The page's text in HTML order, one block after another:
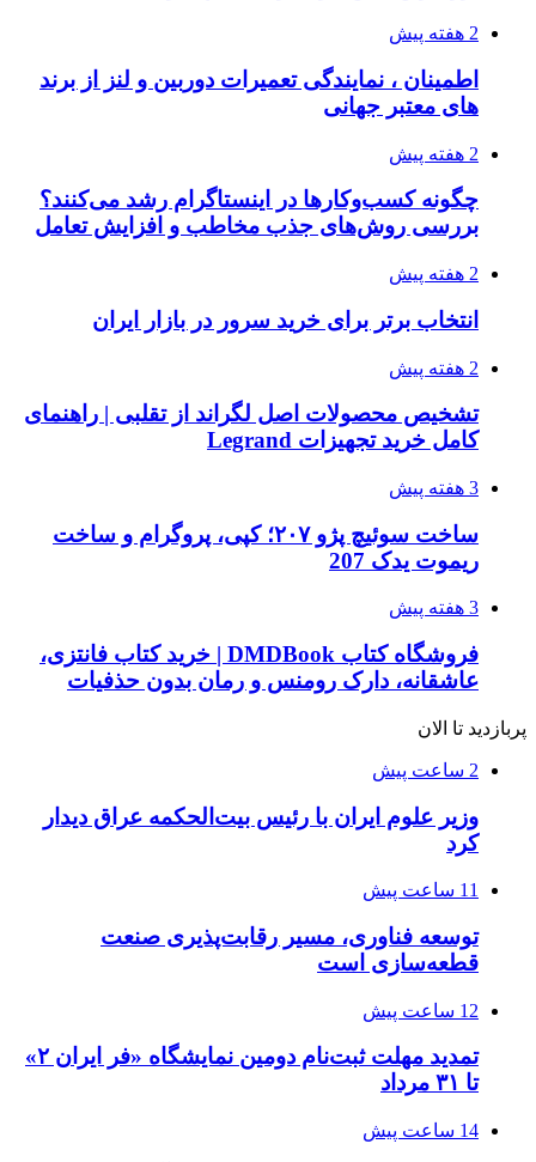
2 هفته پیش
اطمینان ، نمایندگی تعمیرات دوربین و لنز از برند
های معتبر جهانی
2 هفته پیش
چگونه کسب‌وکارها در اینستاگرام رشد می‌کنند؟
بررسی روش‌های جذب مخاطب و افزایش تعامل
2 هفته پیش
انتخاب برتر برای خرید سرور در بازار ایران
2 هفته پیش
تشخیص محصولات اصل لگراند از تقلبی | راهنمای
کامل خرید تجهیزات Legrand
3 هفته پیش
ساخت سوئیچ پژو ۲۰۷؛ کپی، پروگرام و ساخت
ریموت یدک 207
3 هفته پیش
فروشگاه کتاب DMDBook | خرید کتاب فانتزی،
عاشقانه، دارک رومنس و رمان بدون حذفیات
پربازدید تا الان
2 ساعت پیش
وزیر علوم ایران با رئیس بیت‌الحکمه عراق دیدار
کرد
11 ساعت پیش
توسعه فناوری، مسیر رقابت‌پذیری صنعت
قطعه‌سازی است
12 ساعت پیش
تمدید مهلت ثبت‌نام دومین نمایشگاه «فر ایران ۲»
تا ۳۱ مرداد
14 ساعت پیش